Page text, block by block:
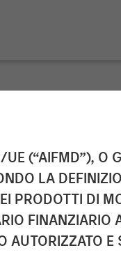
(“AIFMD”), O
LA
PRODOTTI DI
FINANZIARIO
AUTORIZZATO E